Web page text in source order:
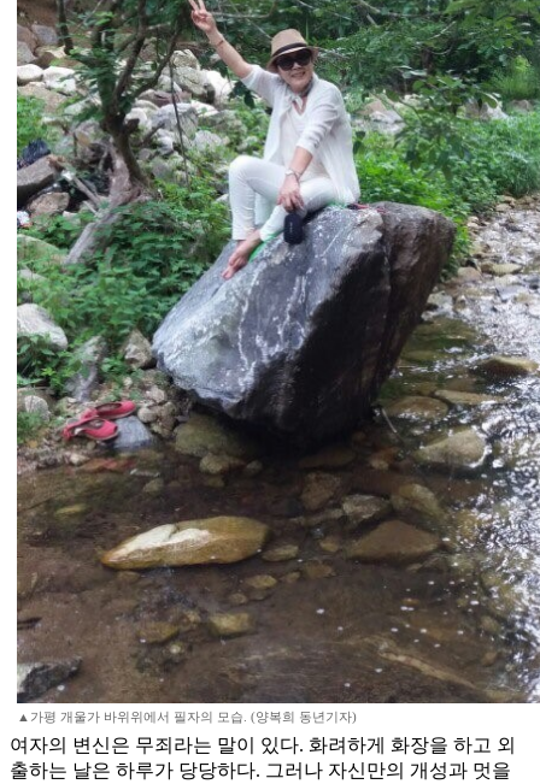
▲가평 개울가 바위위에서 필자의 모습. (양복희 동년기자)
여자의 변신은 무죄라는 말이 있다. 화려하게 화장을 하고 외
출하는 날은 하루가 당당하다. 그러나 자신만의 개성과 멋을